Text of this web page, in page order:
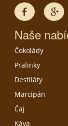
Naše
Čokolády
Pralinky
Destiláty
Marcipán
Čaj
Káva